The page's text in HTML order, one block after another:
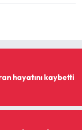
hayatını kaybetti